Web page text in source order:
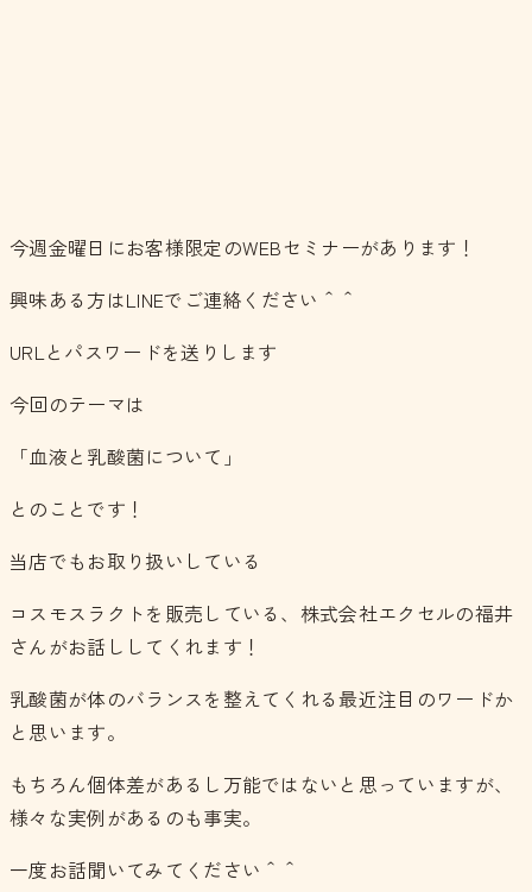
今週金曜日にお客様限定のWEBセミナーがあります！
興味ある方はLINEでご連絡ください＾＾
URLとパスワードを送りします
今回のテーマは
「血液と乳酸菌について」
とのことです！
当店でもお取り扱いしている
コスモスラクトを販売している、株式会社エクセルの福井
さんがお話ししてくれます！
乳酸菌が体のバランスを整えてくれる最近注目のワードか
と思います。
もちろん個体差があるし万能ではないと思っていますが、
様々な実例があるのも事実。
一度お話聞いてみてください＾＾